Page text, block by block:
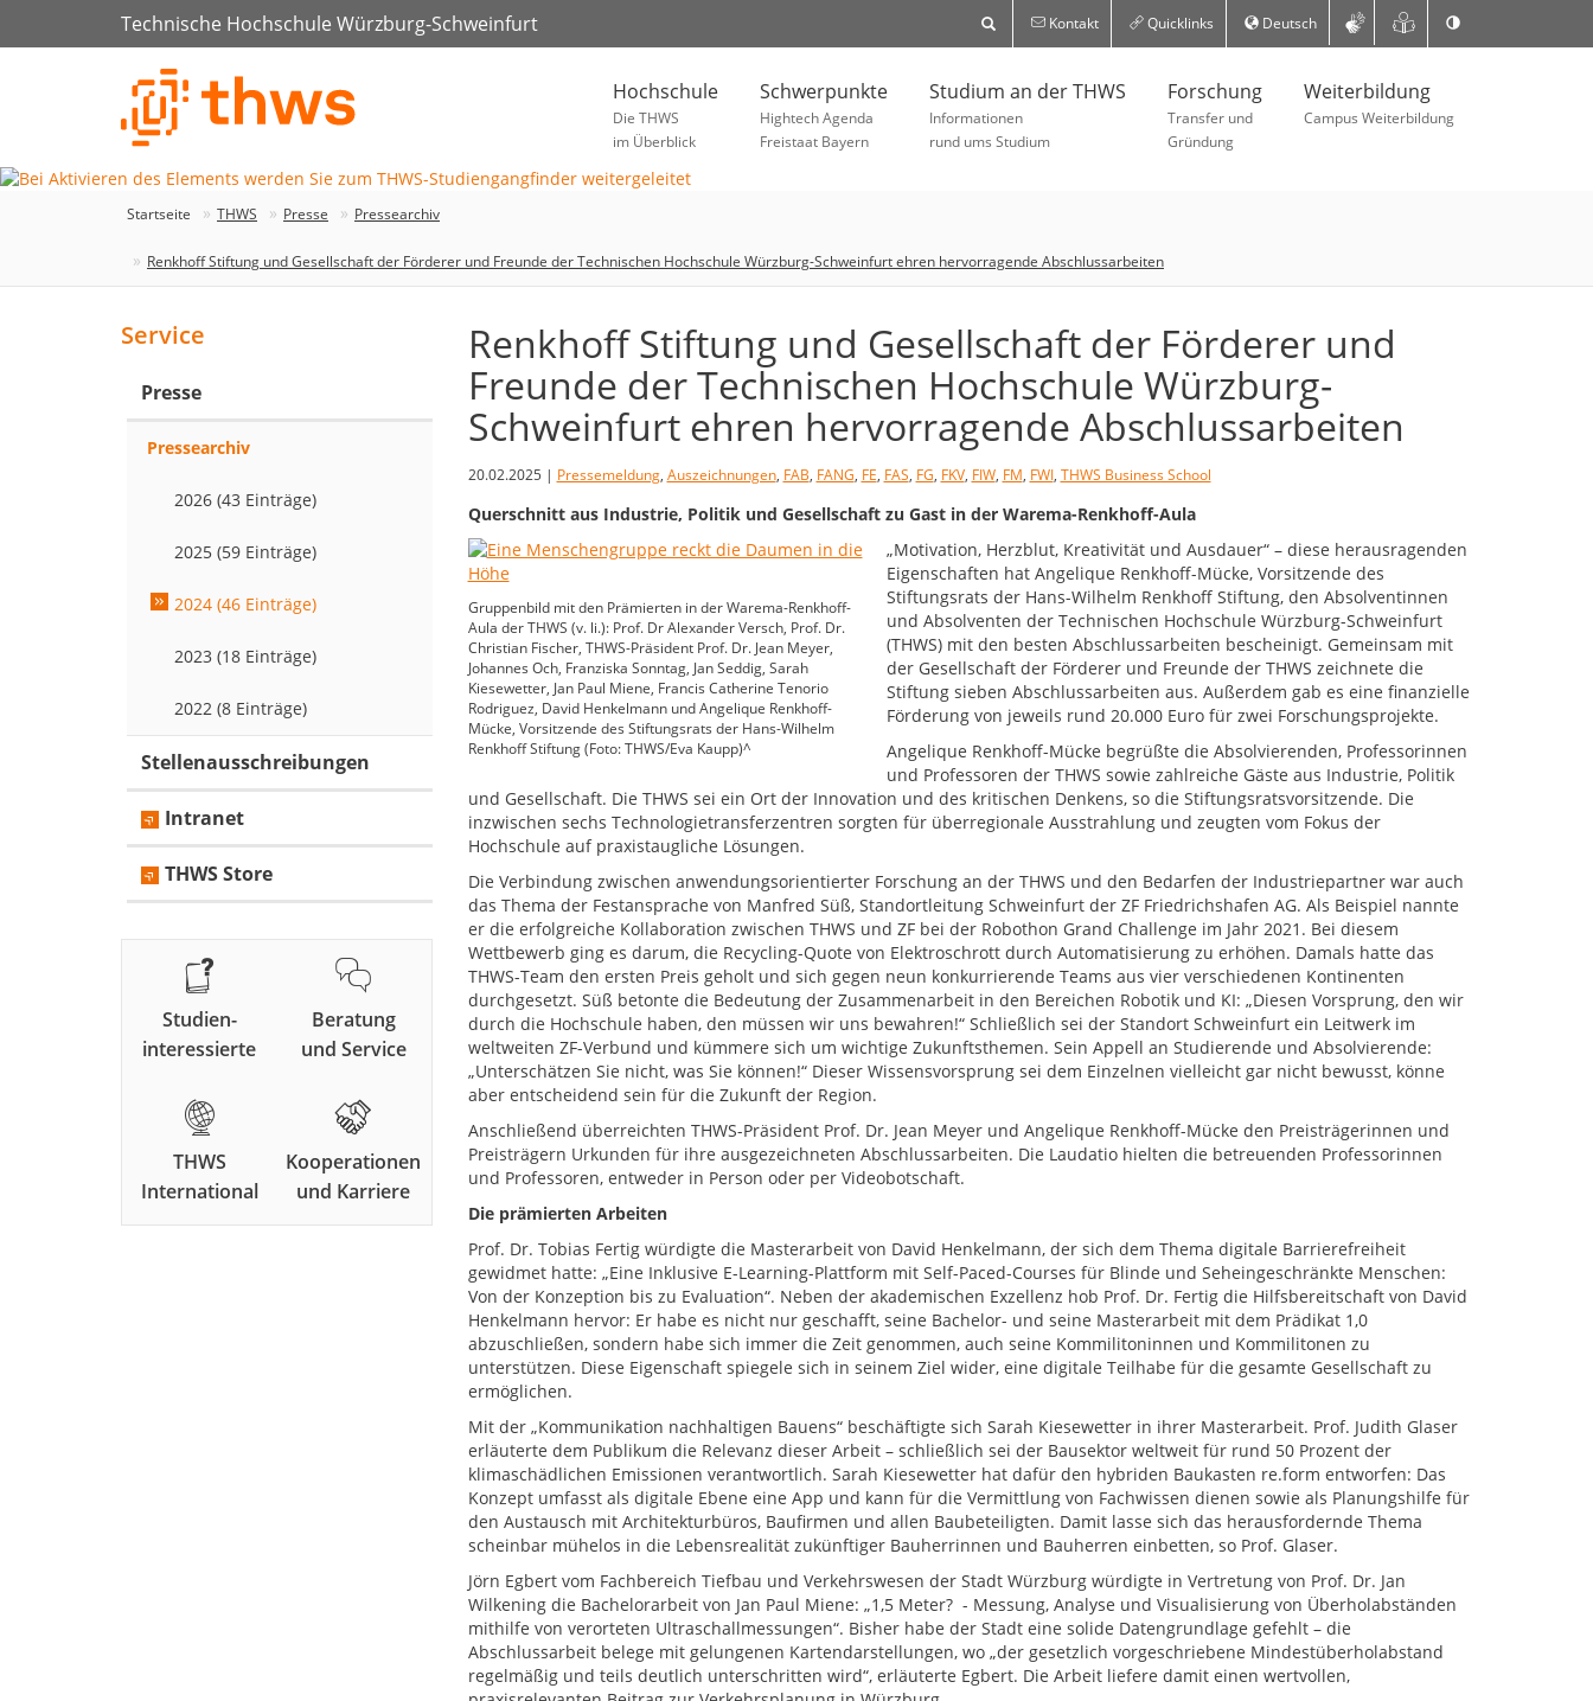
Technische Hochschule Würzburg-Schweinfurt Kontakt Quicklinks Deutsch
Hochschule
Die THWS
im Überblick
Schwerpunkte
Hightech Agenda
Freistaat Bayern
Studium an der THWS
Informationen
rund ums Studium
Forschung
Transfer und
Gründung
Weiterbildung
Campus Weiterbildung
Startseite THWS Presse Pressearchiv
Renkhoff Stiftung und Gesellschaft der Förderer und Freunde der Technischen Hochschule Würzburg-Schweinfurt ehren hervorragende Abschlussarbeiten
Renkhoff Stiftung und Gesellschaft der Förderer und
Freunde der Technischen Hochschule Würzburg-
Schweinfurt ehren hervorragende Abschlussarbeiten
20.02.2025 | Pressemeldung, Auszeichnungen, FAB, FANG, FE, FAS, FG, FKV, FIW, FM, FWI, THWS Business School
Querschnitt aus Industrie, Politik und Gesellschaft zu Gast in der Warema-Renkhoff-Aula
Gruppenbild mit den Prämierten in der Warema-Renkhoff-
Aula der THWS (v. li.): Prof. Dr Alexander Versch, Prof. Dr.
Christian Fischer, THWS-Präsident Prof. Dr. Jean Meyer,
Johannes Och, Franziska Sonntag, Jan Seddig, Sarah
Kiesewetter, Jan Paul Miene, Francis Catherine Tenorio
Rodriguez, David Henkelmann und Angelique Renkhoff-
Mücke, Vorsitzende des Stiftungsrats der Hans-Wilhelm
Renkhoff Stiftung (Foto: THWS/Eva Kaupp)^
„Motivation, Herzblut, Kreativität und Ausdauer“ – diese herausragenden
Eigenschaften hat Angelique Renkhoff-Mücke, Vorsitzende des
Stiftungsrats der Hans-Wilhelm Renkhoff Stiftung, den Absolventinnen
und Absolventen der Technischen Hochschule Würzburg-Schweinfurt
(THWS) mit den besten Abschlussarbeiten bescheinigt. Gemeinsam mit
der Gesellschaft der Förderer und Freunde der THWS zeichnete die
Stiftung sieben Abschlussarbeiten aus. Außerdem gab es eine finanzielle
Förderung von jeweils rund 20.000 Euro für zwei Forschungsprojekte.
Angelique Renkhoff-Mücke begrüßte die Absolvierenden, Professorinnen
und Professoren der THWS sowie zahlreiche Gäste aus Industrie, Politik
und Gesellschaft. Die THWS sei ein Ort der Innovation und des kritischen Denkens, so die Stiftungsratsvorsitzende. Die
inzwischen sechs Technologietransferzentren sorgten für überregionale Ausstrahlung und zeugten vom Fokus der
Hochschule auf praxistaugliche Lösungen.
Die Verbindung zwischen anwendungsorientierter Forschung an der THWS und den Bedarfen der Industriepartner war auch
das Thema der Festansprache von Manfred Süß, Standortleitung Schweinfurt der ZF Friedrichshafen AG. Als Beispiel nannte
er die erfolgreiche Kollaboration zwischen THWS und ZF bei der Robothon Grand Challenge im Jahr 2021. Bei diesem
Wettbewerb ging es darum, die Recycling-Quote von Elektroschrott durch Automatisierung zu erhöhen. Damals hatte das
THWS-Team den ersten Preis geholt und sich gegen neun konkurrierende Teams aus vier verschiedenen Kontinenten
durchgesetzt. Süß betonte die Bedeutung der Zusammenarbeit in den Bereichen Robotik und KI: „Diesen Vorsprung, den wir
durch die Hochschule haben, den müssen wir uns bewahren!“ Schließlich sei der Standort Schweinfurt ein Leitwerk im
weltweiten ZF-Verbund und kümmere sich um wichtige Zukunftsthemen. Sein Appell an Studierende und Absolvierende:
„Unterschätzen Sie nicht, was Sie können!“ Dieser Wissensvorsprung sei dem Einzelnen vielleicht gar nicht bewusst, könne
aber entscheidend sein für die Zukunft der Region.
Anschließend überreichten THWS-Präsident Prof. Dr. Jean Meyer und Angelique Renkhoff-Mücke den Preisträgerinnen und
Preisträgern Urkunden für ihre ausgezeichneten Abschlussarbeiten. Die Laudatio hielten die betreuenden Professorinnen
und Professoren, entweder in Person oder per Videobotschaft.
Die prämierten Arbeiten
Prof. Dr. Tobias Fertig würdigte die Masterarbeit von David Henkelmann, der sich dem Thema digitale Barrierefreiheit
gewidmet hatte: „Eine Inklusive E-Learning-Plattform mit Self-Paced-Courses für Blinde und Seheingeschränkte Menschen:
Von der Konzeption bis zu Evaluation“. Neben der akademischen Exzellenz hob Prof. Dr. Fertig die Hilfsbereitschaft von David
Henkelmann hervor: Er habe es nicht nur geschafft, seine Bachelor- und seine Masterarbeit mit dem Prädikat 1,0
abzuschließen, sondern habe sich immer die Zeit genommen, auch seine Kommilitoninnen und Kommilitonen zu
unterstützen. Diese Eigenschaft spiegele sich in seinem Ziel wider, eine digitale Teilhabe für die gesamte Gesellschaft zu
ermöglichen.
Mit der „Kommunikation nachhaltigen Bauens“ beschäftigte sich Sarah Kiesewetter in ihrer Masterarbeit. Prof. Judith Glaser
erläuterte dem Publikum die Relevanz dieser Arbeit – schließlich sei der Bausektor weltweit für rund 50 Prozent der
klimaschädlichen Emissionen verantwortlich. Sarah Kiesewetter hat dafür den hybriden Baukasten re.form entworfen: Das
Konzept umfasst als digitale Ebene eine App und kann für die Vermittlung von Fachwissen dienen sowie als Planungshilfe für
den Austausch mit Architekturbüros, Baufirmen und allen Baubeteiligten. Damit lasse sich das herausfordernde Thema
scheinbar mühelos in die Lebensrealität zukünftiger Bauherrinnen und Bauherren einbetten, so Prof. Glaser.
Jörn Egbert vom Fachbereich Tiefbau und Verkehrswesen der Stadt Würzburg würdigte in Vertretung von Prof. Dr. Jan
Wilkening die Bachelorarbeit von Jan Paul Miene: „1,5 Meter? - Messung, Analyse und Visualisierung von Überholabständen
mithilfe von verorteten Ultraschallmessungen“. Bisher habe der Stadt eine solide Datengrundlage gefehlt – die
Abschlussarbeit belege mit gelungenen Kartendarstellungen, wo „der gesetzlich vorgeschriebene Mindestüberholabstand
regelmäßig und teils deutlich unterschritten wird“, erläuterte Egbert. Die Arbeit liefere damit einen wertvollen,
Service
Presse
Pressearchiv
2026 (43 Einträge)
2025 (59 Einträge)
2024 (46 Einträge)
2023 (18 Einträge)
2022 (8 Einträge)
Stellenausschreibungen
Intranet
THWS Store
Studien-
interessierte
Beratung
und Service
THWS
International
Kooperationen
und Karriere